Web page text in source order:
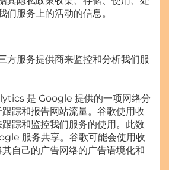
们服务上的活动的信息。
方服务提供商来监控和分析我们服
是 Google 提供的一项网络分
踪和报告网站流量。谷歌使用收
踪和监控我们服务的使用。此数
服务共享。谷歌可能会使用收
自己的广告网络的广告语境化和